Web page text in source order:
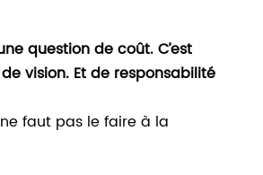
question de coût. C’est
vision. Et de responsabilité
faut pas le faire à la